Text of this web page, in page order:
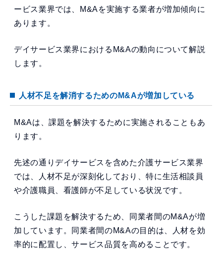
ービス業界では、M&Aを実施する業者が増加傾向に
あります。
デイサービス業界におけるM&Aの動向について解説
します。
人材不足を解消するためのM&Aが増加している
M&Aは、課題を解決するために実施されることもあ
ります。
先述の通りデイサービスを含めた介護サービス業界
では、人材不足が深刻化しており、特に生活相談員
や介護職員、看護師が不足している状況です。
こうした課題を解決するため、同業者間のM&Aが増
加しています。同業者間のM&Aの目的は、人材を効
率的に配置し、サービス品質を高めることです。